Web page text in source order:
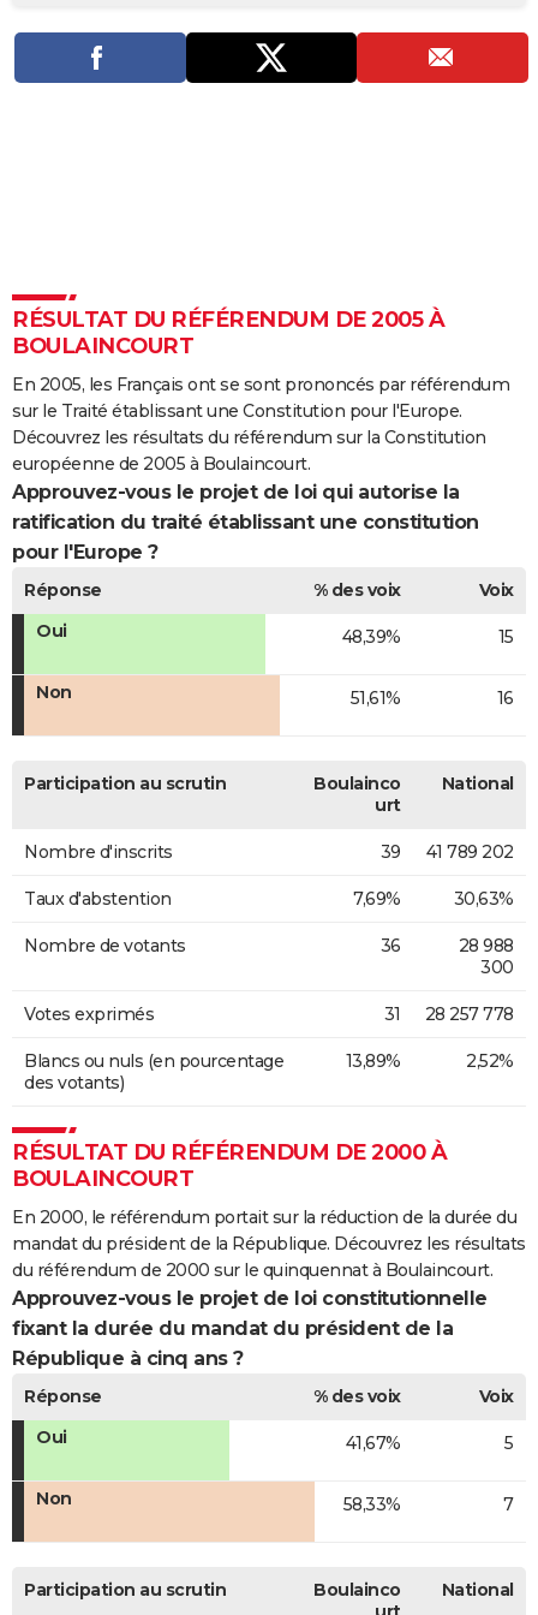
PHOTO
GUIDES D'ACHAT
COPAINS D'AVANT
FORUM
Bricolage
Lifestyle
Culture
Sport
Auto
Television
Voyage
Cinema
RÉSULTAT DU RÉFÉRENDUM DE 2005 À
BOULAINCOURT
En 2005, les Français ont se sont prononcés par référendum
sur le Traité établissant une Constitution pour l'Europe.
Découvrez les résultats du référendum sur la Constitution
européenne de 2005 à Boulaincourt.
Approuvez-vous le projet de loi qui autorise la
ratification du traité établissant une constitution
pour l'Europe ?
Réponse % des voix
Voix
Oui
48,39% 15
Non 51,61% 16
Participation au scrutin
Boulainco
urt
National
Nombre d'inscrits 39 41 789 202
Taux d'abstention 7,69% 30,63%
Nombre de votants 36
28 988
300
Votes exprimés 31 28 257 778
Blancs ou nuls (en pourcentage
des votants)
13,89% 2,52%
RÉSULTAT DU RÉFÉRENDUM DE 2000 À
BOULAINCOURT
En 2000, le référendum portait sur la réduction de la durée du
mandat du président de la République. Découvrez les résultats
du référendum de 2000 sur le quinquennat à Boulaincourt.
Approuvez-vous le projet de loi constitutionnelle
fixant la durée du mandat du président de la
République à cinq ans ?
Réponse % des voix
Voix
Oui
41,67% 5
Non 58,33% 7
Participation au scrutin
Boulainco
National